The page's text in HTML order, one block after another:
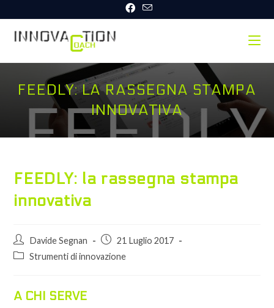
al
contenuto
FEEDLY: LA RASSEGNA STAMPA
INNOVATIVA
FEEDLY: la rassegna stampa
innovativa
Autore
dell'articolo:
Davide Segnan
Articolo
pubblicato:
21 Luglio 2017
Categoria
Strumenti di innovazione
A CHI SERVE